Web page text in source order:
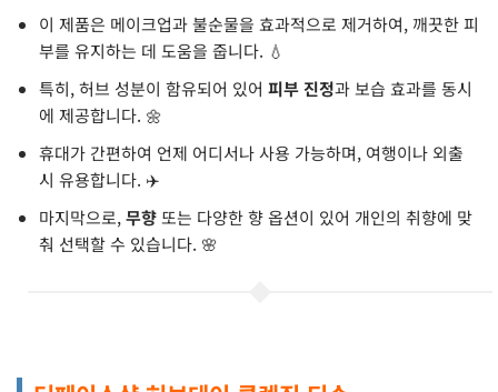
이 제품은 메이크업과 불순물을 효과적으로 제거하여, 깨끗한 피
부를 유지하는 데 도움을 줍니다. 💧
특히, 허브 성분이 함유되어 있어 피부 진정과 보습 효과를 동시
에 제공합니다. 🌼
휴대가 간편하여 언제 어디서나 사용 가능하며, 여행이나 외출
시 유용합니다. ✈️
마지막으로,무향또는 다양한 향 옵션이 있어 개인의 취향에 맞
춰 선택할 수 있습니다. 🌸